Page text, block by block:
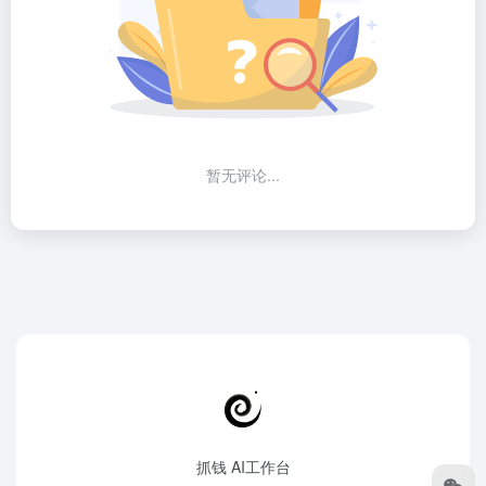
暂无评论...
抓钱 AI工作台